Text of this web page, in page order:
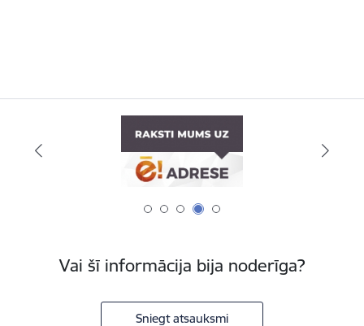
Vai šī informācija bija noderīga?
Sniegt atsauksmi